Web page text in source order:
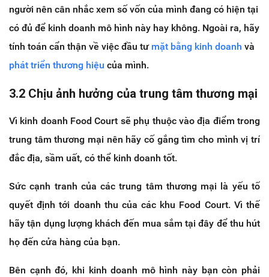
người nên cân nhắc xem số vốn của mình đang có hiện tại
có đủ để kinh doanh mô hình này hay không. Ngoài ra, hãy
tính toán cẩn thận về việc đầu tư mặt bằng kinh doanh và
phát triển thương hiệu của mình.
3.2 Chịu ảnh hưởng của trung tâm thương mại
Vì kinh doanh Food Court sẽ phụ thuộc vào địa điểm trong
trung tâm thương mại nên hãy cố gắng tìm cho mình vị trí
đắc địa, sầm uất, có thể kinh doanh tốt.
Sức cạnh tranh của các trung tâm thương mại là yếu tố
quyết định tới doanh thu của các khu Food Court. Vì thế
hãy tận dụng lượng khách đến mua sắm tại đây để thu hút
họ đến cửa hàng của bạn.
Bên cạnh đó, khi kinh doanh mô hình này bạn còn phải